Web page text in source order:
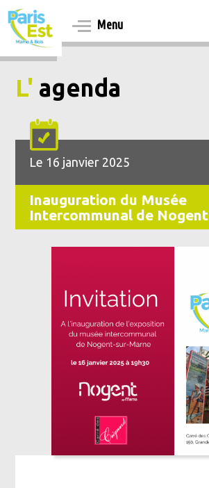
Aller
au
contenu
principal
Menu
L' agenda
Le 16 janvier 2025
Inauguration du Musée
Intercommunal de Nogent